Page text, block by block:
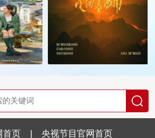
首页 | 央视节目官网首页